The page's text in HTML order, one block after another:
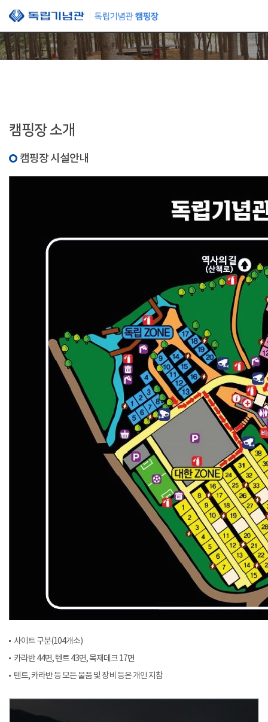
본문 바로가기
캠핑장 소개
캠핑장 시설안내
사이트 구분(104개소)
카라반 44면, 텐트 43면, 목재데크 17면
텐트, 카라반 등 모든 물품 및 장비 등은 개인 지참